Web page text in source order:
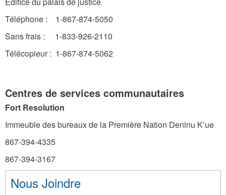
Téléphone : 1-867-874-5050
Sans frais : 1-833-926-2110
Télécopieur : 1-867-874-5062
Centres de services communautaires
Fort Resolution
Immeuble des bureaux de la Première Nation Deninu K’ue
867-394-4335
867-394-3167
Nous Joindre